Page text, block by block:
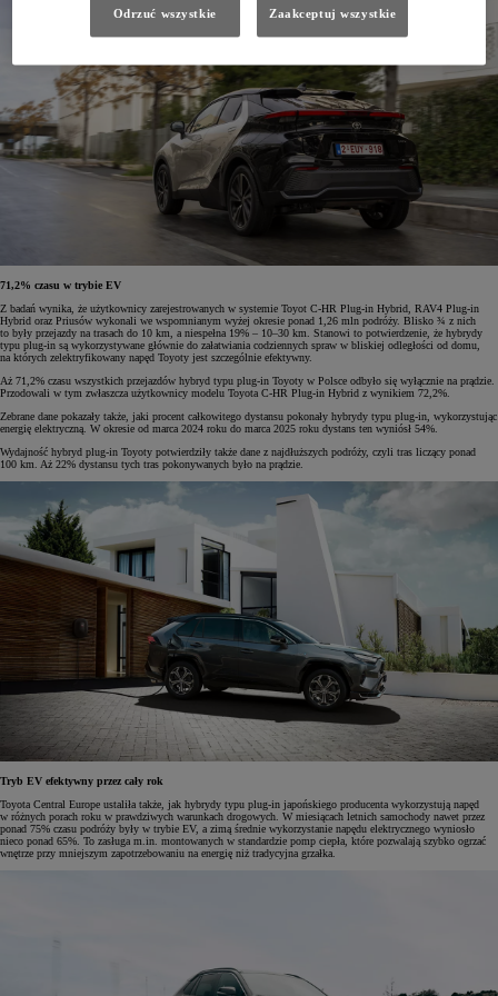
71,2% czasu w trybie EV
Z badań wynika, że użytkownicy zarejestrowanych w systemie Toyot C-HR Plug-in Hybrid, RAV4 Plug-in
Hybrid oraz Priusów wykonali we wspomnianym wyżej okresie ponad 1,26 mln podróży. Blisko ¾ z nich
to były przejazdy na trasach do 10 km, a niespełna 19% – 10–30 km. Stanowi to potwierdzenie, że hybrydy
typu plug-in są wykorzystywane głównie do załatwiania codziennych spraw w bliskiej odległości od domu,
na których zelektryfikowany napęd Toyoty jest szczególnie efektywny.
Aż 71,2% czasu wszystkich przejazdów hybryd typu plug-in Toyoty w Polsce odbyło się wyłącznie na prądzie.
Przodowali w tym zwłaszcza użytkownicy modelu Toyota C-HR Plug-in Hybrid z wynikiem 72,2%.
Zebrane dane pokazały także, jaki procent całkowitego dystansu pokonały hybrydy typu plug-in, wykorzystując
energię elektryczną. W okresie od marca 2024 roku do marca 2025 roku dystans ten wyniósł 54%.
Wydajność hybryd plug-in Toyoty potwierdziły także dane z najdłuższych podróży, czyli tras liczący ponad
100 km. Aż 22% dystansu tych tras pokonywanych było na prądzie.
Tryb EV efektywny przez cały rok
Toyota Central Europe ustaliła także, jak hybrydy typu plug-in japońskiego producenta wykorzystują napęd
w różnych porach roku w prawdziwych warunkach drogowych. W miesiącach letnich samochody nawet przez
ponad 75% czasu podróży były w trybie EV, a zimą średnie wykorzystanie napędu elektrycznego wyniosło
nieco ponad 65%. To zasługa m.in. montowanych w standardzie pomp ciepła, które pozwalają szybko ogrzać
wnętrze przy mniejszym zapotrzebowaniu na energię niż tradycyjna grzałka.
Odrzuć wszystkie Zaakceptuj wszystkie